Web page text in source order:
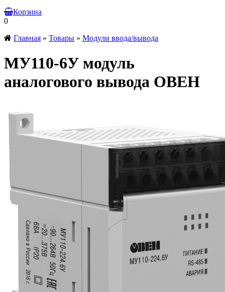
Корзина
0
Главная » Товары » Модули ввода/вывода
МУ110-6У модуль
аналогового вывода ОВЕН